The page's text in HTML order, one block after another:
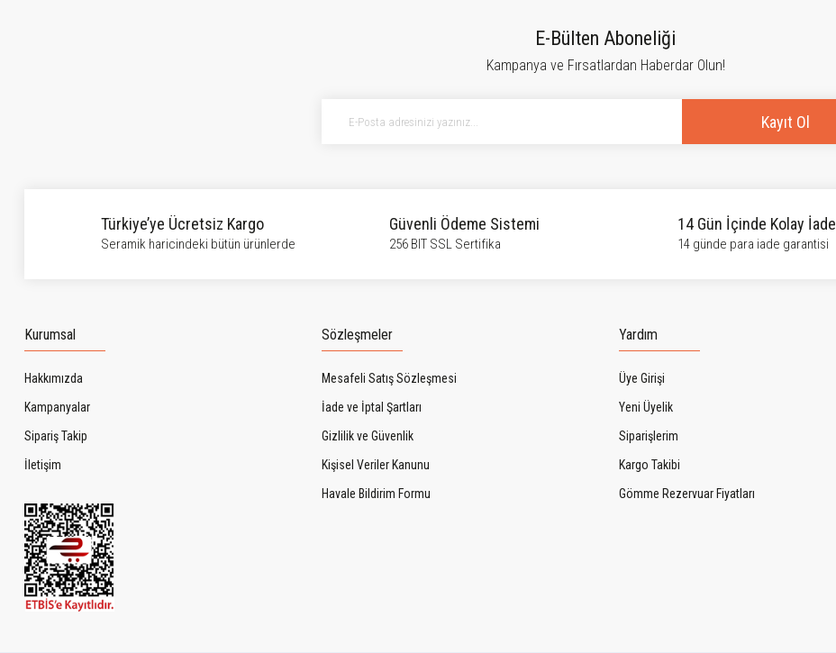
Bu ürüne ilk yorumu siz yapın!
E-Bülten Aboneliği
Kampanya ve Fırsatlardan Haberdar Olun!
Kayıt Ol
Türkiye’ye Ücretsiz Kargo
Seramik haricindeki bütün ürünlerde
Güvenli Ödeme Sistemi
256 BIT SSL Sertifika
14 Gün İçinde Kolay İade
14 günde para iade garantisi
Kurumsal
Hakkımızda
Kampanyalar
Sipariş Takip
İletişim
Sözleşmeler
Mesafeli Satış Sözleşmesi
İade ve İptal Şartları
Gizlilik ve Güvenlik
Kişisel Veriler Kanunu
Havale Bildirim Formu
Yardım
Üye Girişi
Yeni Üyelik
Siparişlerim
Kargo Takibi
Gömme Rezervuar Fiyatları